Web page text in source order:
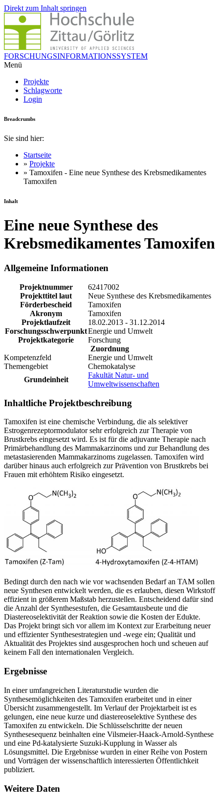
Direkt zum Inhalt springen
FORSCHUNGSINFORMATIONSSYSTEM
Menü
Projekte
Schlagworte
Login
Breadcrumbs
Sie sind hier:
Startseite
» Projekte
» Tamoxifen - Eine neue Synthese des Krebsmedikamentes
Tamoxifen
Inhalt
Eine neue Synthese des
Krebsmedikamentes Tamoxifen
Allgemeine Informationen
Projektnummer
62417002
Projekttitel laut
Förderbescheid
Neue Synthese des Krebsmedikamentes
Tamoxifen
Akronym
Tamoxifen
Projektlaufzeit
18.02.2013 - 31.12.2014
ForschungsschwerpunktEnergie und Umwelt
Projektkategorie
Forschung
Zuordnung
Kompetenzfeld
Energie und Umwelt
Themengebiet
Chemokatalyse
Grundeinheit
Fakultät Natur- und
Umweltwissenschaften
Inhaltliche Projektbeschreibung
Tamoxifen ist eine chemische Verbindung, die als selektiver
Estrogenrezeptormodulator sehr erfolgreich zur Therapie von
Brustkrebs eingesetzt wird. Es ist für die adjuvante Therapie nach
Primärbehandlung des Mammakarzinoms und zur Behandlung des
metastasierenden Mammakarzinoms zugelassen. Tamoxifen wird
darüber hinaus auch erfolgreich zur Prävention von Brustkrebs bei
Frauen mit erhöhtem Risiko eingesetzt.
Bedingt durch den nach wie vor wachsenden Bedarf an TAM sollen
neue Synthesen entwickelt werden, die es erlauben, diesen Wirkstoff
effizient in größerem Maßstab herzustellen. Entscheidend dafür sind
die Anzahl der Synthesestufen, die Gesamtausbeute und die
Diastereoselektivität der Reaktion sowie die Kosten der Edukte.
Das Projekt bringt sich vor allem im Kontext zur Erarbeitung neuer
und effizienter Synthesestrategien und -wege ein; Qualität und
Aktualität des Projektes sind ausgesprochen hoch und scheuen auf
keinem Fall den internationalen Vergleich.
Ergebnisse
In einer umfangreichen Literaturstudie wurden die
Synthesemöglichkeiten des Tamoxifen erarbeitet und in einer
Übersicht zusammengestellt. Im Verlauf der Projektarbeit ist es
gelungen, eine neue kurze und diastereoselektive Synthese des
Tamoxifen zu entwickeln. Die Schlüsselschritte der neuen
Synthesesequenz beinhalten eine Vilsmeier-Haack-Arnold-Synthese
und eine Pd-katalysierte Suzuki-Kupplung in Wasser als
Lösungsmittel. Die Ergebnisse wurden in einer Reihe von Postern
und Vorträgen der wissenschaftlich interessierten Öffentlichkeit
publiziert.
Weitere Daten